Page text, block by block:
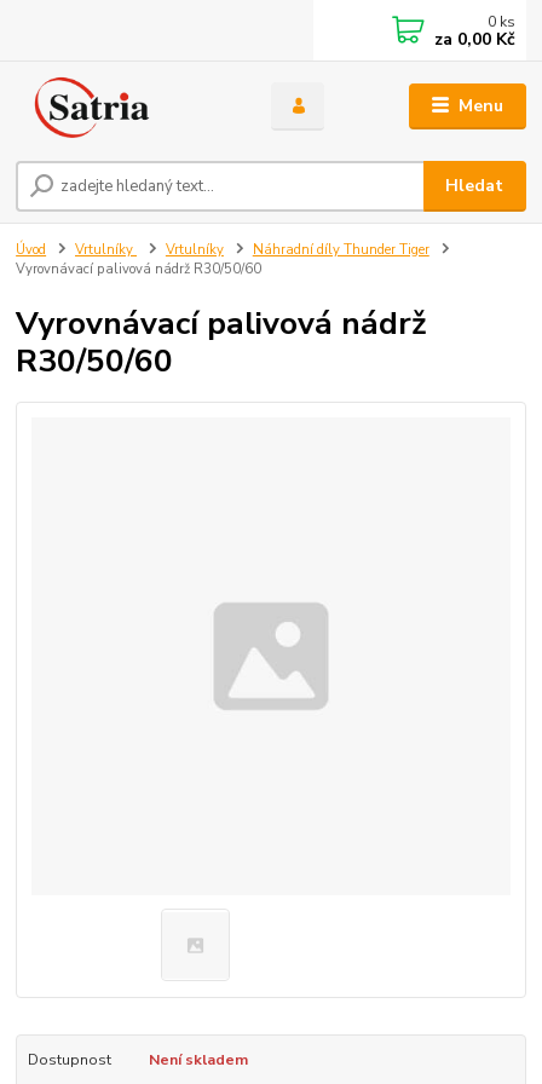
Menu
Hledat
0 ks
za 0,00 Kč
Úvod Vrtulníky Vrtulníky
Náhradní díly Thunder Tiger
Vyrovnávací palivová nádrž R30/50/60
Vyrovnávací palivová nádrž
R30/50/60
Dostupnost Není skladem